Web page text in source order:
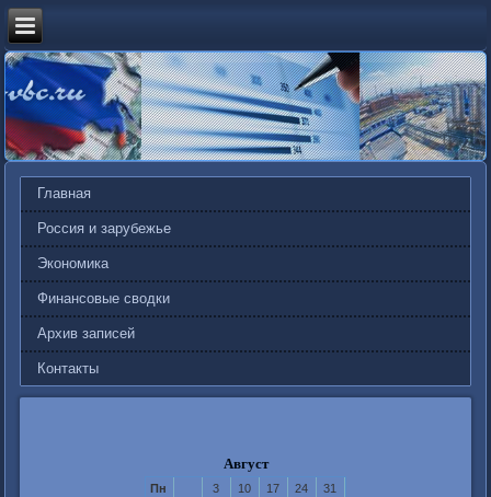
Главная
Россия и зарубежье
Экономика
Финансовые сводки
Архив записей
Контакты
Август
Пн 3 10 17 24
31